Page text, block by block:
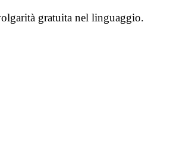
gratuita nel linguaggio.